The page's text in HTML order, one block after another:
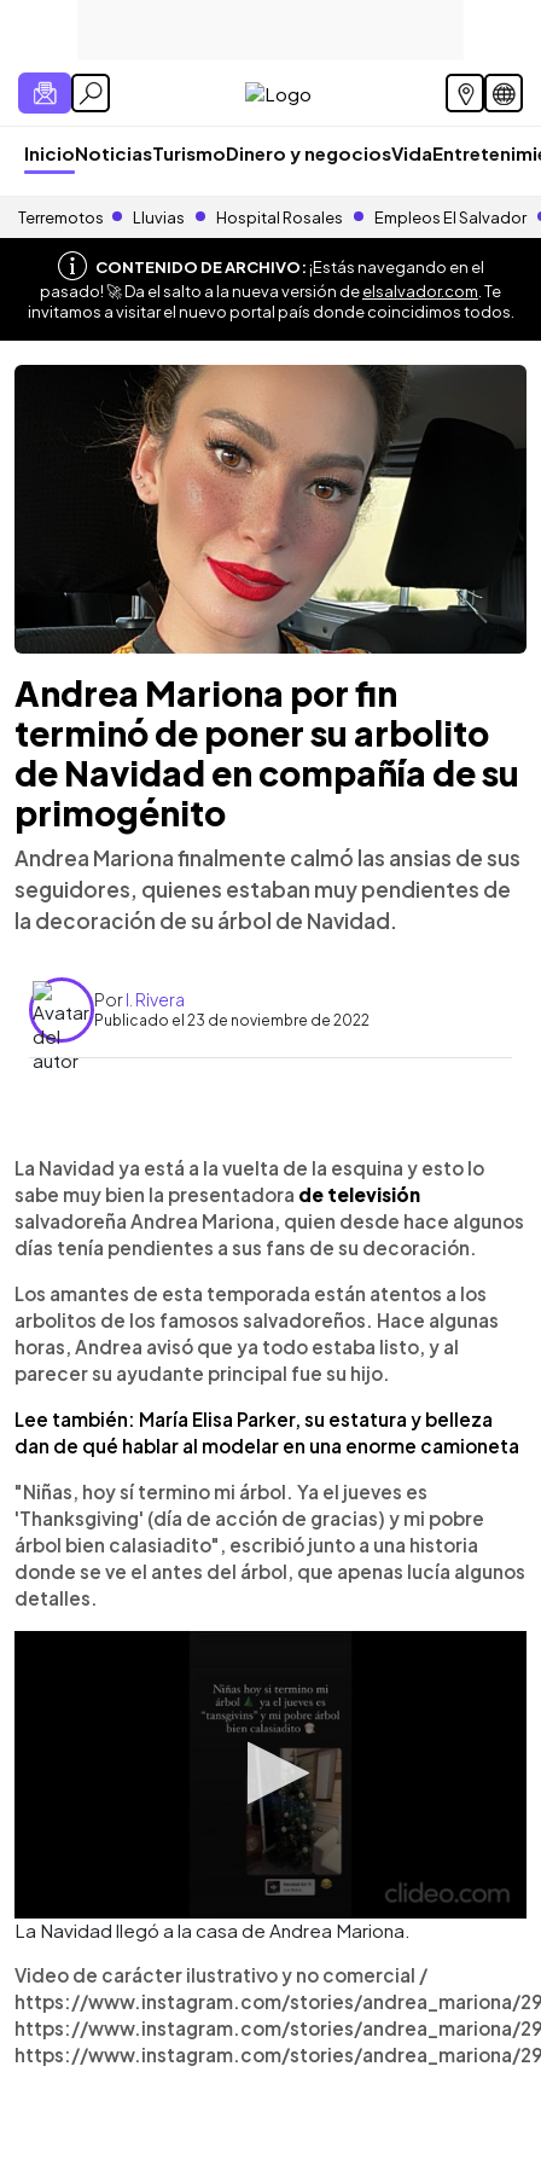
InicioNoticiasTurismoDinero y negociosVida
Terremotos Lluvias Hospital Rosales Empleos El Salvador
CONTENIDO DE ARCHIVO:¡Estás navegando en el
pasado! 🚀 Da el salto a la nueva versión deelsalvador.com . Te
invitamos a visitar el nuevo portal país donde coincidimos todos.
Andrea Mariona por fin
terminó de poner su arbolito
de Navidad en compañía de su
primogénito
Andrea Mariona finalmente calmó las ansias de sus
seguidores, quienes estaban muy pendientes de
la decoración de su árbol de Navidad.
PorI. Rivera
Publicado el 23 de noviembre de 2022
► Escuchar artículo
La Navidad ya está a la vuelta de la esquina y esto lo
sabe muy bien la presentadora de televisión
salvadoreña Andrea Mariona, quien desde hace algunos
días tenía pendientes a sus fans de su decoración.
Los amantes de esta temporada están atentos a los
arbolitos de los famosos salvadoreños. Hace algunas
horas, Andrea avisó que ya todo estaba listo, y al
parecer su ayudante principal fue su hijo.
Lee también: María Elisa Parker, su estatura y belleza
dan de qué hablar al modelar en una enorme camioneta
"Niñas, hoy sí termino mi árbol. Ya el jueves es
'Thanksgiving' (día de acción de gracias) y mi pobre
árbol bien calasiadito", escribió junto a una historia
donde se ve el antes del árbol, que apenas lucía algunos
detalles.
La Navidad llegó a la casa de Andrea Mariona.
Video de carácter ilustrativo y no comercial /
https://www.instagram.com/stories/andrea_mariona/
https://www.instagram.com/stories/andrea_mariona/
https://www.instagram.com/stories/andrea_mariona/